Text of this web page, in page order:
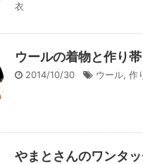
衣
ウールの着物と作り帯
2014/10/30 ウール, 作
やまとさんのワンタ